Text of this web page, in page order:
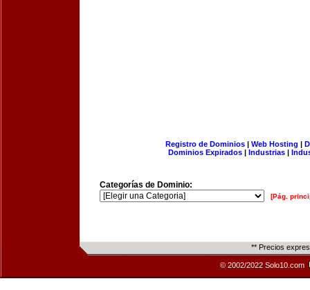
Registro de Dominios| Web Hosting |
Dominios Expirados | Industrias |
Categorías de Dominio:
[Pág.
** Precios
© 2002/2022 Solo10.com